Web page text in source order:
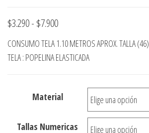
$3.290- $7.900Rango
de
precios:
hasta
$7.900
CONSUMO TELA 1.10 METROS APROX. TALLA (46)
TELA : POPELINA ELASTICADA
Material
Tallas Numericas